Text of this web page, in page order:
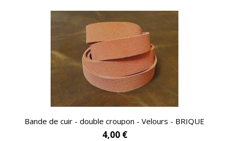
APERÇU RAPIDE
Bande de cuir - double croupon - Velours - BRIQUE
4,00 €